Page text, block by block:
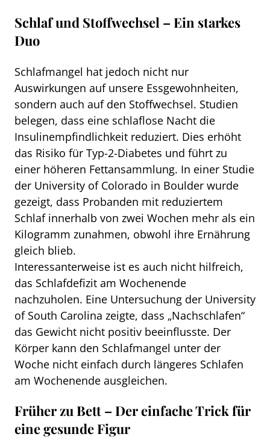
Schlaf und Stoffwechsel – Ein starkes
Duo
Schlafmangel hat jedoch nicht nur
Auswirkungen auf unsere Essgewohnheiten,
sondern auch auf den Stoffwechsel. Studien
belegen, dass eine schlaflose Nacht die
Insulinempfindlichkeit reduziert. Dies erhöht
das Risiko für Typ-2-Diabetes und führt zu
einer höheren Fettansammlung. In einer Studie
der University of Colorado in Boulder wurde
gezeigt, dass Probanden mit reduziertem
Schlaf innerhalb von zwei Wochen mehr als ein
Kilogramm zunahmen, obwohl ihre Ernährung
gleich blieb.
Interessanterweise ist es auch nicht hilfreich,
das Schlafdefizit am Wochenende
nachzuholen. Eine Untersuchung der University
of South Carolina zeigte, dass „Nachschlafen“
das Gewicht nicht positiv beeinflusste. Der
Körper kann den Schlafmangel unter der
Woche nicht einfach durch längeres Schlafen
am Wochenende ausgleichen.
Früher zu Bett – Der einfache Trick für
eine gesunde Figur